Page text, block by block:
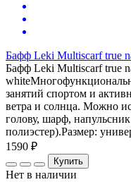
Бафф Leki Multiscarf true
Бафф Leki Multiscarf true
занятий спортом и
ветра и солнца. Можно
голову, шарф,
полиэстер).Размер:
1590 ₽
Купить
Нет в наличии